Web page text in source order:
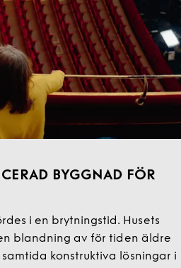
BYGGNAD FÖR
i en brytningstid. Husets
blandning av för tiden äldre
konstruktiva lösningar i